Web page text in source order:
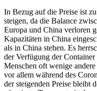
In Bezug auf die Preise ist
steigen, da die Balance
Europa und China verloren
Kapazitäten in China
als in China stehen. Es
der Verfügung der
Menschen oft wenige
vor allem während des
der steigenden Preise bleibt